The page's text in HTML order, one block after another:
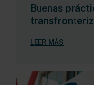
Buenas
LEER MÁS